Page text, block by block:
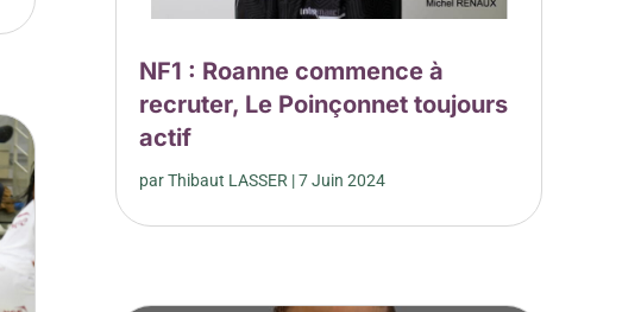
NF1 : Roanne commence à
recruter, Le Poinçonnet toujours
actif
parThibaut LASSER |7 Juin 2024